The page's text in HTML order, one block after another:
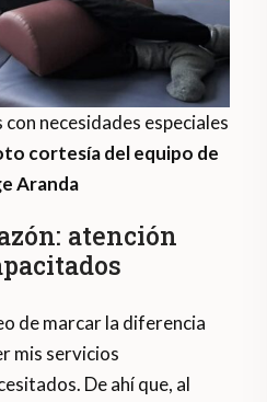
necesidades especiales
cortesía del equipo de
Aranda
atención
de marcar la diferencia
mis servicios
De ahí que, al